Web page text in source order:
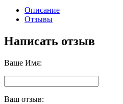
Описание
Отзывы
Написать отзыв
Ваше Имя:
Ваш отзыв: